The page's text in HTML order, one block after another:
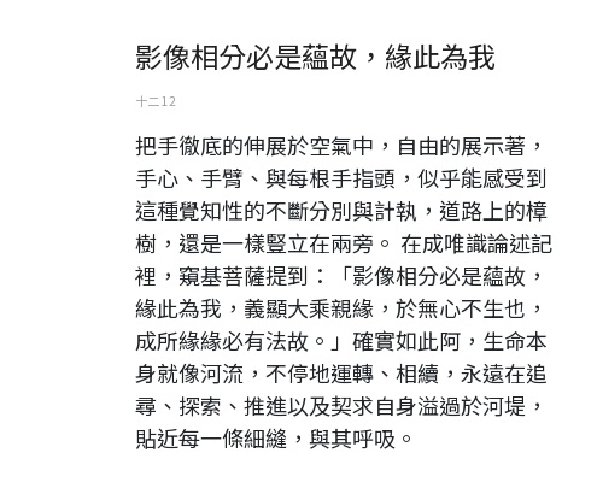
影像相分必是蘊故，緣此為我
十二 12
把手徹底的伸展於空氣中，自由的展示著，
手心、手臂、與每根手指頭，似乎能感受到
這種覺知性的不斷分別與計執，道路上的樟
樹，還是一樣豎立在兩旁。 在成唯識論述記
裡，窺基菩薩提到：「影像相分必是蘊故，
緣此為我，義顯大乘親緣，於無心不生也，
成所緣緣必有法故。」確實如此阿，生命本
身就像河流，不停地運轉、相續，永遠在追
尋、探索、推進以及契求自身溢過於河堤，
貼近每一條細縫，與其呼吸。